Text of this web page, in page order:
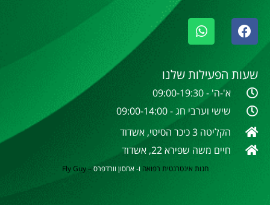
שעות הפעילות שלנו
א'-ה' - 09:00-19:30
שישי וערבי חג - 09:00-14:00
הקליטה 3 כיכר הסיטי, אשדוד
חיים משה שפירא 22, אשדוד
חנות אינטרנטית רפואה ו- אחסון וורדפרס–
Fly Guy